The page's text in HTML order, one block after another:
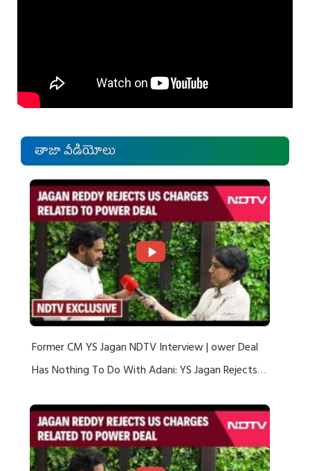
తాజా వీడియోలు
Former CM YS Jagan NDTV Interview | ower Deal
Has Nothing To Do With Adani: YS Jagan Rejects